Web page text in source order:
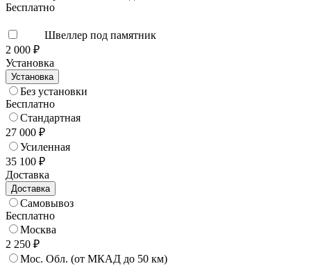
Бесплатно
Швеллер под памятник
2 000 ₽
Установка
Установка
Без установки
Бесплатно
Стандартная
27 000 ₽
Усиленная
35 100 ₽
Доставка
Доставка
Самовывоз
Бесплатно
Москва
2 250 ₽
Мос. Обл. (от МКАД до 50 км)